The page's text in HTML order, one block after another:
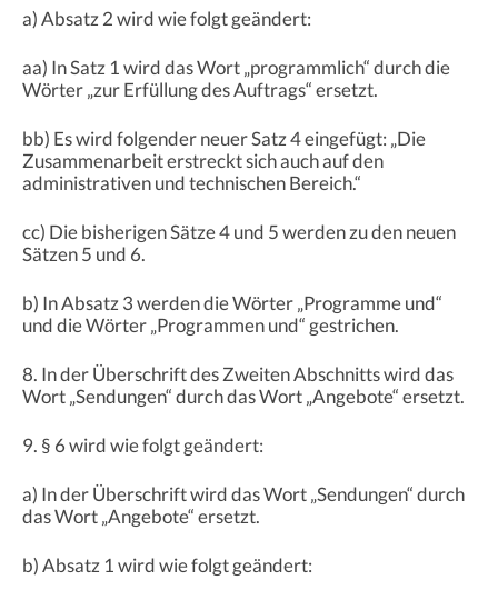
a) Absatz 2 wird wie folgt geändert:
aa) In Satz 1 wird das Wort „programmlich“ durch die
Wörter „zur Erfüllung des Auftrags“ ersetzt.
bb) Es wird folgender neuer Satz 4 eingefügt: „Die
Zusammenarbeit erstreckt sich auch auf den
administrativen und technischen Bereich.“
cc) Die bisherigen Sätze 4 und 5 werden zu den neuen
Sätzen 5 und 6.
b) In Absatz 3 werden die Wörter „Programme und“
und die Wörter „Programmen und“ gestrichen.
8. In der Überschrift des Zweiten Abschnitts wird das
Wort „Sendungen“ durch das Wort „Angebote“ ersetzt.
9. § 6 wird wie folgt geändert:
a) In der Überschrift wird das Wort „Sendungen“ durch
das Wort „Angebote“ ersetzt.
b) Absatz 1 wird wie folgt geändert: